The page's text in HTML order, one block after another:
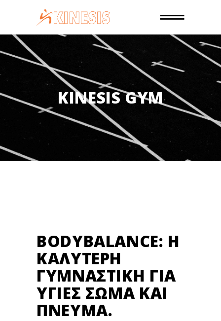
KINESIS GYM
BODYBALANCE: Η
ΚΑΛΎΤΕΡΗ
ΓΥΜΝΑΣΤΙΚΉ ΓΙΑ
ΥΓΙΈΣ ΣΏΜΑ ΚΑΙ
ΠΝΕΎΜΑ.